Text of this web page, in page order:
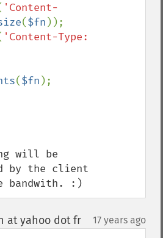
'Content-
($fn ));
'Content-Type:
($fn );
will be
by the client
bandwith. :)
at yahoo dot fr¶ 17 years ago